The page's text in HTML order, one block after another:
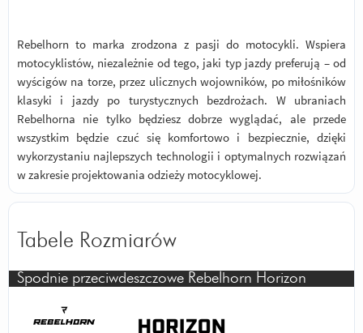
Rebelhorn to marka zrodzona z pasji do motocykli. Wspiera
motocyklistów, niezależnie od tego, jaki typ jazdy preferują – od
wyścigów na torze, przez ulicznych wojowników, po miłośników
klasyki i jazdy po turystycznych bezdrożach. W ubraniach
Rebelhorna nie tylko będziesz dobrze wyglądać, ale przede
wszystkim będzie czuć się komfortowo i bezpiecznie, dzięki
wykorzystaniu najlepszych technologii i optymalnych rozwiązań
w zakresie projektowania odzieży motocyklowej.
Tabele Rozmiarów
Spodnie przeciwdeszczowe Rebelhorn Horizon